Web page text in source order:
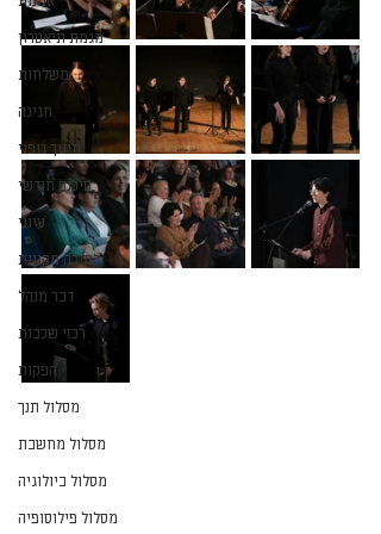
מגמת תיאטרון
משלחות
חגיגה
חינוך גופני
סיכום חודשי
עיוני
למידה מקוונת
דבר מנהל
רכזי שכבות
הפקות
מסלול תנך
מסלול מחשבת
מסלול ביולוגיה
מסלול פילוסופיה